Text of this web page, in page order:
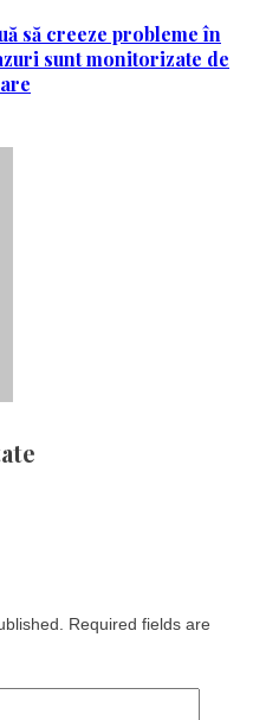
să creeze probleme în
sunt monitorizate de
Required fields are